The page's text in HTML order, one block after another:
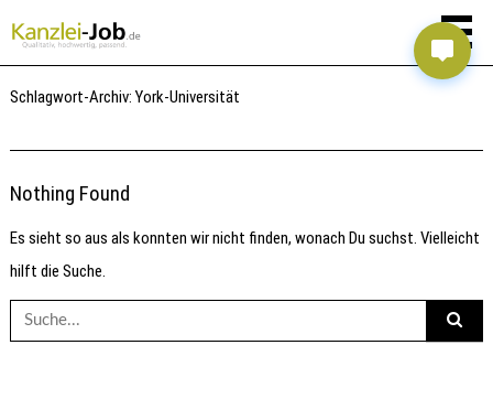
Schlagwort-Archiv:York-Universität
Nothing Found
Es sieht so aus als konnten wir nicht finden, wonach Du suchst. Vielleicht
hilft die Suche.
Suche
nach: